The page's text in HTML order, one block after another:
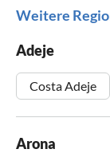
Weitere
Adeje
Costa Adeje
Arona